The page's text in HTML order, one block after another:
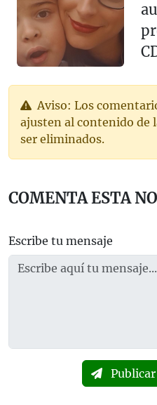
Aviso: Los
ajusten al contenido de
ser eliminados.
COMENTA ESTA
Escribe tu mensaje